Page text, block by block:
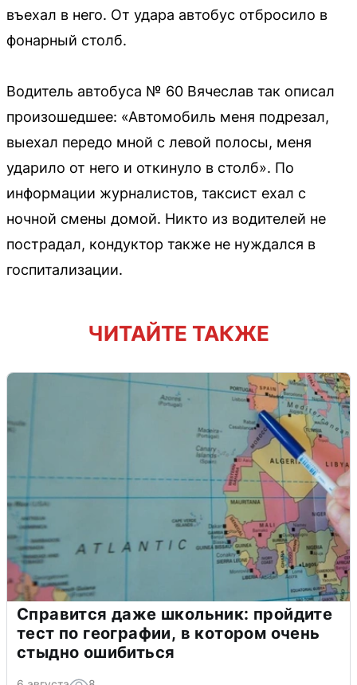
въехал в него. От удара автобус отбросило в
фонарный столб.
Водитель автобуса № 60 Вячеслав так описал
произошедшее: «Автомобиль меня подрезал,
выехал передо мной с левой полосы, меня
ударило от него и откинуло в столб». По
информации журналистов, таксист ехал с
ночной смены домой. Никто из водителей не
пострадал, кондуктор также не нуждался в
госпитализации.
ЧИТАЙТЕ ТАКЖЕ
Справится даже школьник: пройдите
тест по географии, в котором очень
стыдно ошибиться